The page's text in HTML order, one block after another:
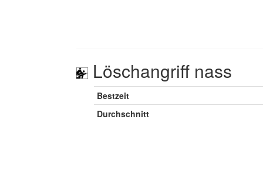
Löschangriff nass
Bestzeit
Durchschnitt